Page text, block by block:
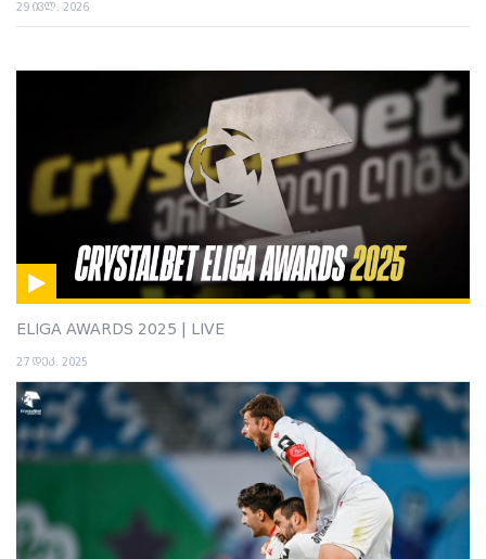
29 ივლ. 2026
ELIGA AWARDS 2025 | LIVE
27 დეკ. 2025